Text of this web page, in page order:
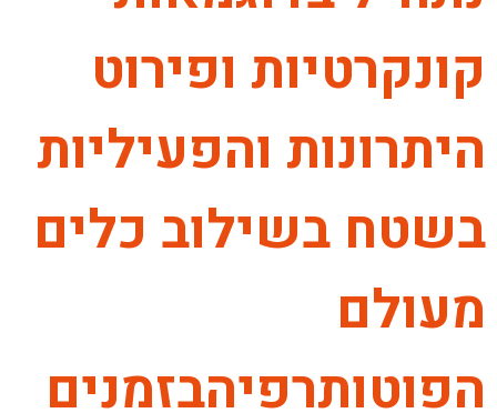
קונקרטיות ופירוט
היתרונות והפעיליות
בשטח בשילוב כלים
מעולם
הפוטותרפיהבזמנים